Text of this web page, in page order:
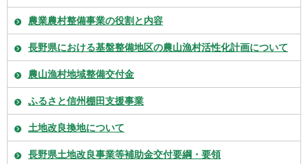
農業農村整備事業の役割と内容
長野県における基盤整備地区の農山漁村活性化計画について
農山漁村地域整備交付金
ふるさと信州棚田支援事業
土地改良換地について
長野県土地改良事業等補助金交付要綱・要領